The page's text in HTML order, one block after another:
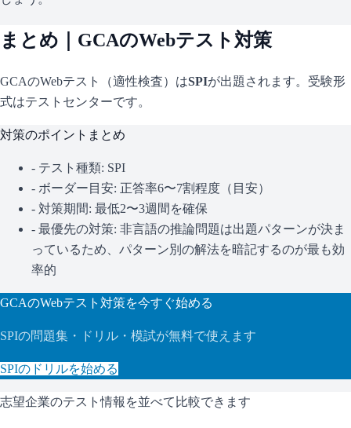
まとめ｜ GCAのWebテスト対策
GCAのWebテスト（適性検査）はSPIが出題されます。 受験形
式はテストセンターです。
対策のポイントまとめ
- テスト種類: SPI
- ボーダー目安: 正答率6〜7割程度（目安）
- 対策期間: 最低2〜3週間を確保
- 最優先の対策: 非言語の推論問題は出題パターンが決ま
っているため、パターン別の解法を暗記するのが最も効
率的
GCAのWebテスト対策を今すぐ始める
SPIの問題集・ドリル・模試が無料で使えます
SPIのドリルを始める
志望企業のテスト情報を並べて比較できます